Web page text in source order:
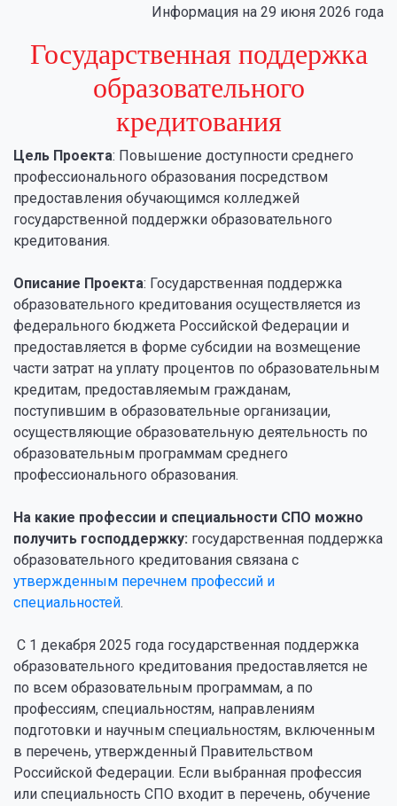
Информация на 29 июня 2026 года
Государственная поддержка
образовательного
кредитования
Цель Проекта: Повышение доступности среднего
профессионального образования посредством
предоставления обучающимся колледжей
государственной поддержки образовательного
кредитования.
Описание Проекта: Государственная поддержка
образовательного кредитования осуществляется из
федерального бюджета Российской Федерации и
предоставляется в форме субсидии на возмещение
части затрат на уплату процентов по образовательным
кредитам, предоставляемым гражданам,
поступившим в образовательные организации,
осуществляющие образовательную деятельность по
образовательным программам среднего
профессионального образования.
На какие профессии и специальности СПО можно
получить господдержку: государственная поддержка
образовательного кредитования связана с
утвержденным перечнем профессий и
специальностей.
С 1 декабря 2025 года государственная поддержка
образовательного кредитования предоставляется не
по всем образовательным программам, а по
профессиям, специальностям, направлениям
подготовки и научным специальностям, включенным
в перечень, утвержденный Правительством
Российской Федерации. Если выбранная профессия
или специальность СПО входит в перечень, обучение